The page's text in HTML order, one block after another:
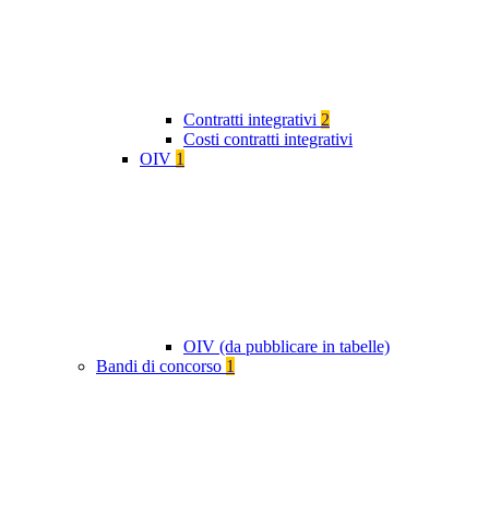
Contratti integrativi 2
Costi contratti integrativi
OIV 1
OIV (da pubblicare in tabelle)
Bandi di concorso 1